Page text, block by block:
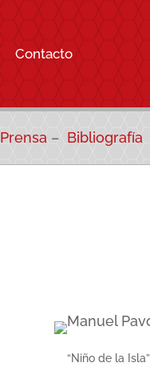
Contacto
Prensa – Bibliografía
“Niño de la Isla”